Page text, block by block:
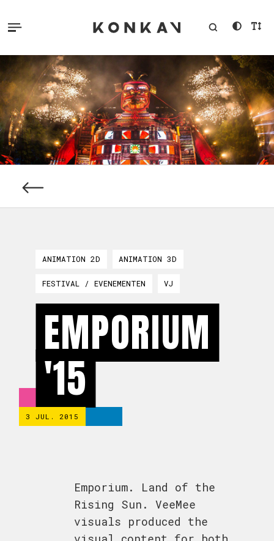
ANIMATION 2D ANIMATION 3D
FESTIVAL / EVENEMENTEN VJ
EMPORIUM
'15
3 JUL. 2015
Emporium. Land of the
Rising Sun. VeeMee
visuals produced the